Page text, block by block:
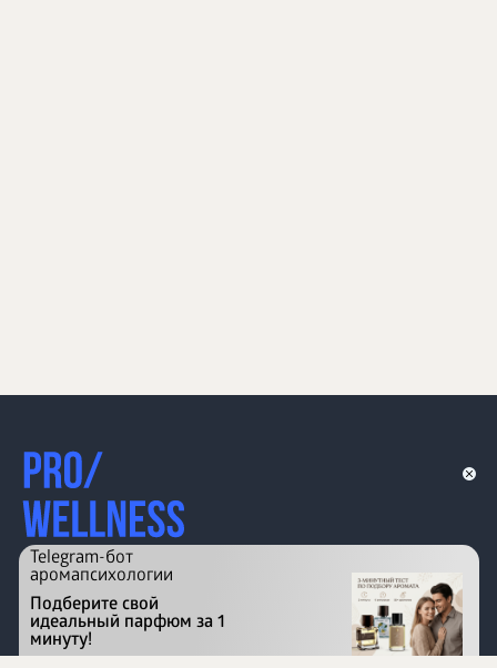
Перейти на сайт
Telegram-бот
аромапсихологии
Подберите свой
идеальный парфюм за 1
минуту!